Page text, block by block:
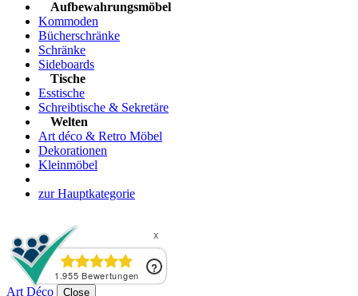
Aufbewahrungsmöbel
Kommoden
Bücherschränke
Schränke
Sideboards
Tische
Esstische
Schreibtische & Sekretäre
Welten
Art déco & Retro Möbel
Dekorationen
Kleinmöbel
zur Hauptkategorie
Art Déco Close